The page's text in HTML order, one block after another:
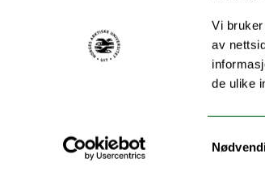
Vi
av
de ulike
Driftsmeldinger
Personvern ved UiT
Sikkerhet, beredskap og
Tilgjengelighetserklæring